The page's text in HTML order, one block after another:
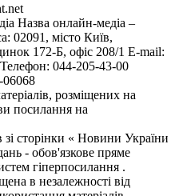
Назва онлайн-медіа –
02091, місто Київ,
172-Б, офіс 208/1 E-mail:
Телефон: 044-205-43-00
06068
розміщених на
посилання на
зі сторінки « Новини України
- обов'язкове пряме
гіперпосилання .
в незалежності від